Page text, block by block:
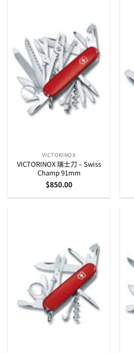
VICTORINOX
VICTORINOX 瑞士刀 – Swiss
Champ 91mm
$850.00